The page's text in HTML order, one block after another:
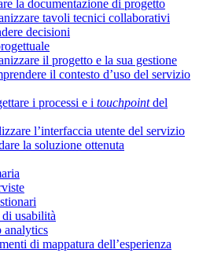
la documentazione di progetto
tavoli tecnici collaborativi
decisioni
il progetto e la sua gestione
il contesto d’uso del servizio
i processi e i touchpointdel
l’interfaccia utente del servizio
la soluzione ottenuta
usabilità
analytics
di mappatura dell’esperienza